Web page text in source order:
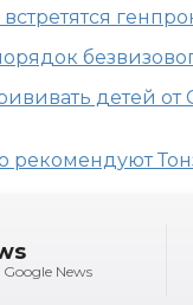
детей от
рекомендуют
News